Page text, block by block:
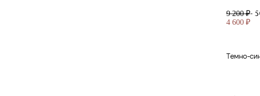
9 200 ₽-
4 600 ₽
Темно-